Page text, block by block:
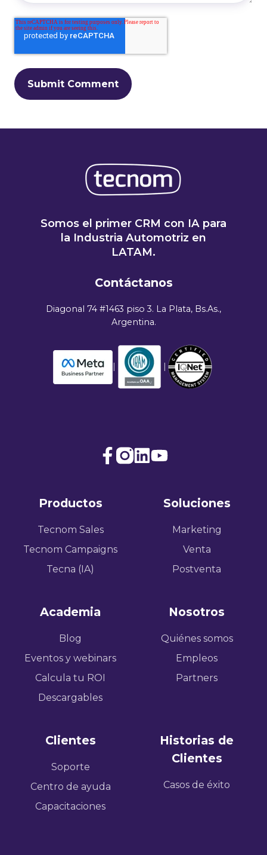
Somos el primer CRM con IA para
la Industria Automotriz en
LATAM.
Contáctanos
Diagonal 74 #1463 piso 3. La Plata, Bs.As.,
Argentina.
| |
JoinBrowse
projects
Productos
Tecnom Sales
Tecnom Campaigns
Tecna (IA)
Soluciones
Marketing
Venta
Postventa
Academia
Blog
Eventos y webinars
Calcula tu ROI
Descargables
Nosotros
Quiénes somos
Empleos
Partners
Clientes
Soporte
Centro de ayuda
Capacitaciones
Historias de
Clientes
Casos de éxito